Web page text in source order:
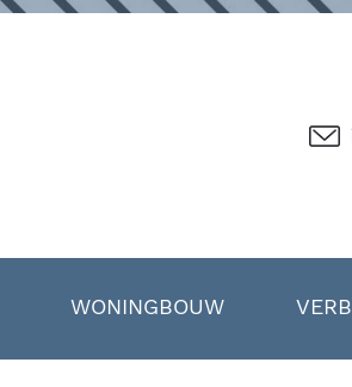
WONINGBOUW